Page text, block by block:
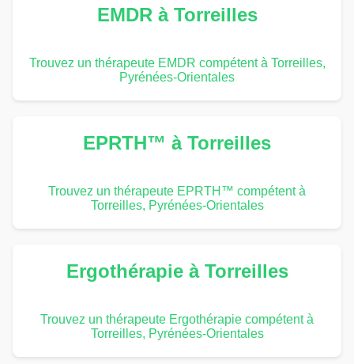
EMDR à Torreilles
Trouvez un thérapeute EMDR compétent à Torreilles,
Pyrénées-Orientales
EPRTH™ à Torreilles
Trouvez un thérapeute EPRTH™ compétent à
Torreilles, Pyrénées-Orientales
Ergothérapie à Torreilles
Trouvez un thérapeute Ergothérapie compétent à
Torreilles, Pyrénées-Orientales